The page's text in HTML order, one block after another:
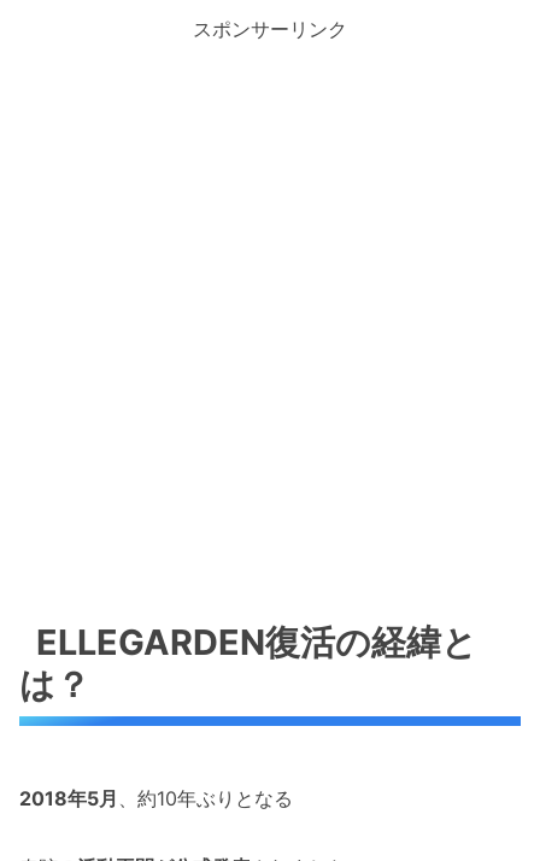
スポンサーリンク
ELLEGARDEN復活の経緯と
は？
2018年5月 、約10年ぶりとなる